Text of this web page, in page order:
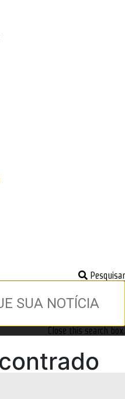
Pesquisar
Close this search box.